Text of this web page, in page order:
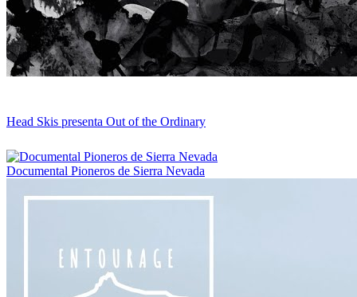
Head Skis presenta Out of the Ordinary
Documental Pioneros de Sierra Nevada